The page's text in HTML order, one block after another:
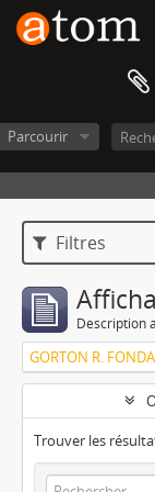
Parcourir
Filtres
Description
GORTON R. FONDA
Trouver les